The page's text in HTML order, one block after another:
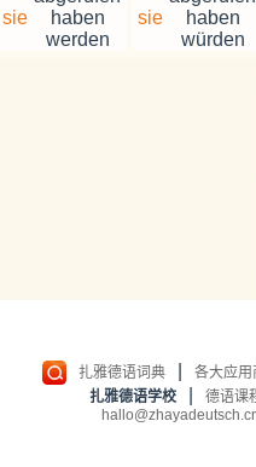
sie
haben
werden
sie
haben
würden
扎雅德语词典 各大应用
扎雅德语学校 德语课